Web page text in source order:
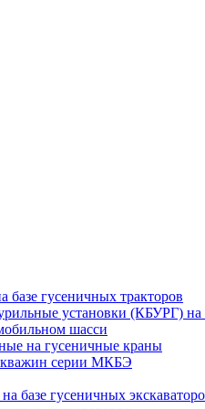
гусеничных тракторов
установки (КБУРГ) на
шасси
на гусеничные краны
серии МКБЭ
базе гусеничных